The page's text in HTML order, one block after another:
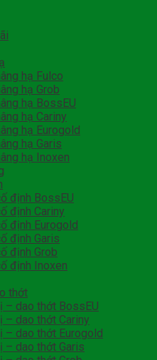
hạ Fulco
hạ Grob
hạ BossEU
hạ Cariny
hạ Eurogold
hạ Garis
hạ Inoxen
định BossEU
định Cariny
định Eurogold
định Garis
định Grob
định Inoxen
thớt
– dao thớt BossEU
– dao thớt Cariny
– dao thớt Eurogold
– dao thớt Garis